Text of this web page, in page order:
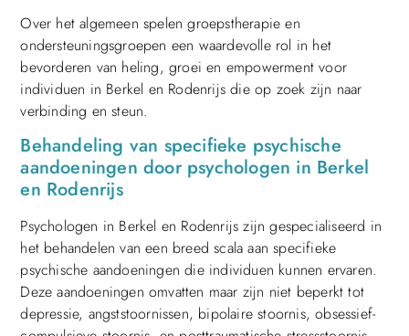
Over het algemeen spelen groepstherapie en
ondersteuningsgroepen een waardevolle rol in het
bevorderen van heling, groei en empowerment voor
individuen in Berkel en Rodenrijs die op zoek zijn naar
verbinding en steun.
Behandeling van specifieke psychische
aandoeningen door psychologen in Berkel
en Rodenrijs
Psychologen in Berkel en Rodenrijs zijn gespecialiseerd in
het behandelen van een breed scala aan specifieke
psychische aandoeningen die individuen kunnen ervaren.
Deze aandoeningen omvatten maar zijn niet beperkt tot
depressie, angststoornissen, bipolaire stoornis, obsessief-